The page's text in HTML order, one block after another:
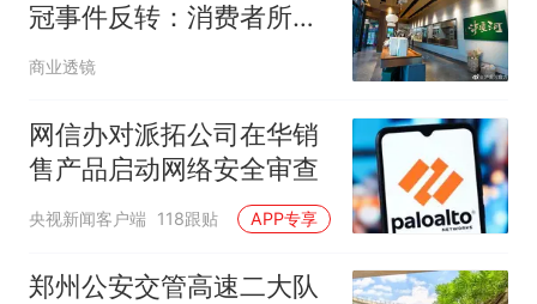
冠事件反转：消费者所发
视频情况不属实
商业透镜
网信办对派拓公司在华销
售产品启动网络安全审查
央视新闻客户端 118跟贴 APP专享
郑州公安交管高速二大队